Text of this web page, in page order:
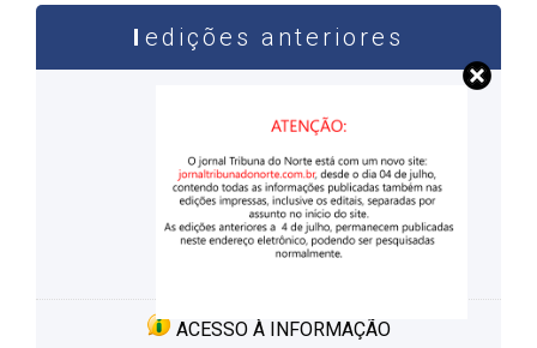
edições anteriores
ACESSO À INFORMAÇÃO